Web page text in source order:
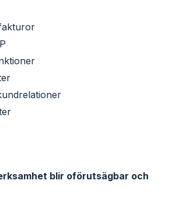
blir oförutsägbar och